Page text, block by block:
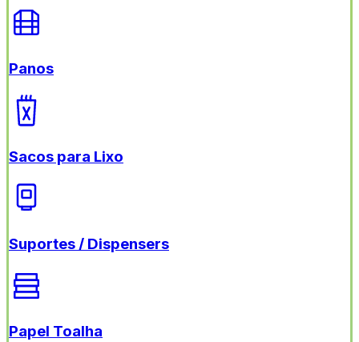
Panos
Sacos para Lixo
Suportes / Dispensers
Papel Toalha